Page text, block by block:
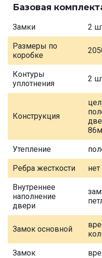
Базовая
Замки 2
Размеры по
коробке
Контуры
уплотнения
2
Конструкция
Утепление
Ребра жесткости нет
Внутреннее
наполнение
двери
Замок основной
Замок